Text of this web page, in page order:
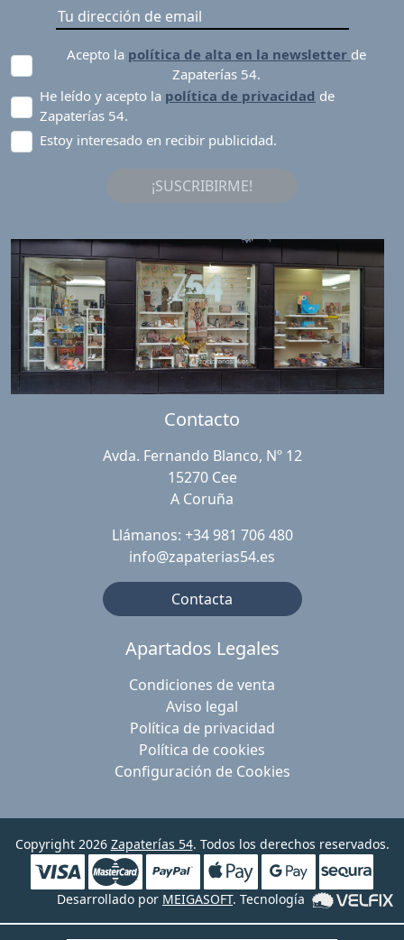
Acepto la política de alta en la newsletter de
Zapaterías 54.
He leído y acepto la política de privacidad de
Zapaterías 54.
Estoy interesado en recibir publicidad.
¡SUSCRIBIRME!
Contacto
Avda. Fernando Blanco, Nº 12
15270 Cee
A Coruña
Llámanos: +34 981 706 480
info@zapaterias54.es
Contacta
Apartados Legales
Condiciones de venta
Aviso legal
Política de privacidad
Política de cookies
Configuración de Cookies
Copyright 2026 Zapaterías 54. Todos los derechos reservados.
Desarrollado por MEIGASOFT. Tecnología